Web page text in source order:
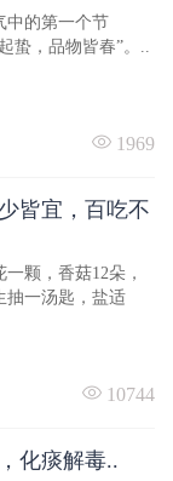
中的第一个节
蛰，品物皆春”。..
1969
皆宜，百吃不
颗，香菇12朵，
抽一汤匙，盐适
10744
化痰解毒..